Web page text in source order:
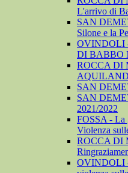
L'arrivo di
SAN
Silone e la
OVINDOLI
DI BABBO
ROCCA DI
SAN
SAN
2021/2022
FOSSA - La
Violenza
ROCCA DI
OVINDOLI -